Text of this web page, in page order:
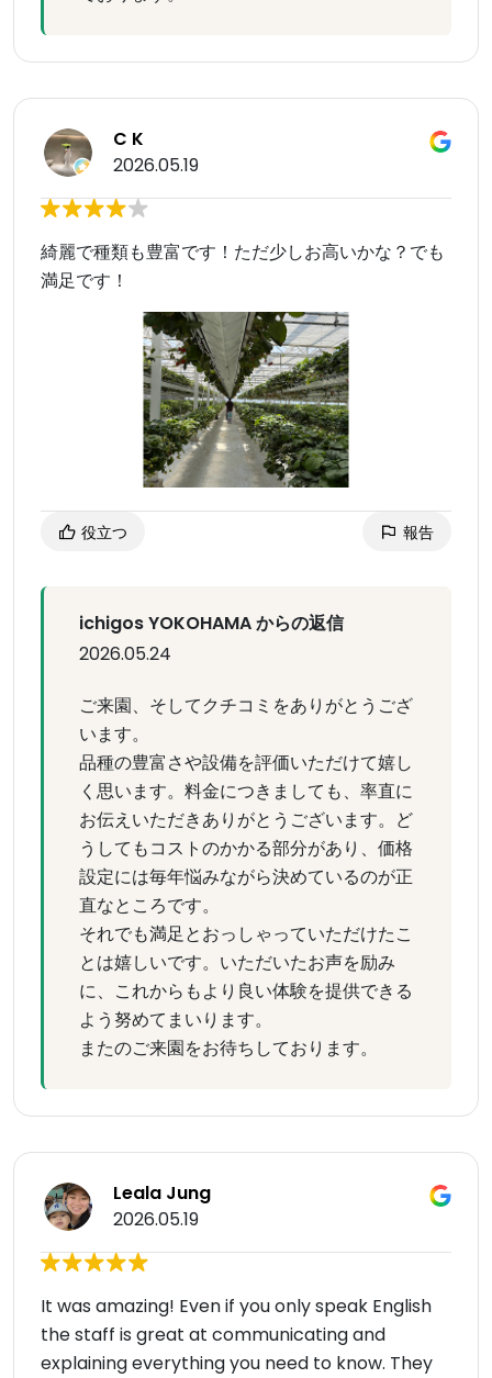
C K
2026.05.19
綺麗で種類も豊富です！ただ少しお高いかな？でも
満足です！
役立つ 報告
ichigos YOKOHAMA からの返信
2026.05.24
ご来園、そしてクチコミをありがとうござ
います。
品種の豊富さや設備を評価いただけて嬉し
く思います。料金につきましても、率直に
お伝えいただきありがとうございます。ど
うしてもコストのかかる部分があり、価格
設定には毎年悩みながら決めているのが正
直なところです。
それでも満足とおっしゃっていただけたこ
とは嬉しいです。いただいたお声を励み
に、これからもより良い体験を提供できる
よう努めてまいります。
またのご来園をお待ちしております。
Leala Jung
2026.05.19
It was amazing! Even if you only speak English
the staff is great at communicating and
explaining everything you need to know. They